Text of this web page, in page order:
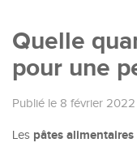
Quelle
pour une
Publié le 8 février 2022
Les pâtes alimentaires